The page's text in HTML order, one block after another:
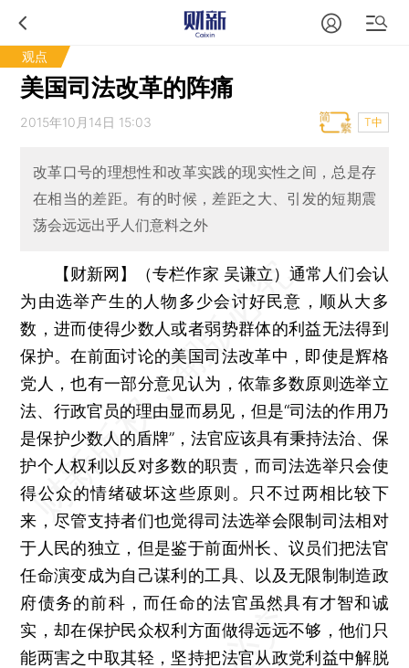
观点
美国司法改革的阵痛
2015年10月14日 15:03 T中
改革口号的理想性和改革实践的现实性之间，总是存
在相当的差距。有的时候，差距之大、引发的短期震
荡会远远出乎人们意料之外
【财新网】（专栏作家 吴谦立）通常人们会认
为由选举产生的人物多少会讨好民意，顺从大多
数，进而使得少数人或者弱势群体的利益无法得到
保护。在前面讨论的美国司法改革中，即使是辉格
党人，也有一部分意见认为，依靠多数原则选举立
法、行政官员的理由显而易见，但是“司法的作用乃
是保护少数人的盾牌”，法官应该具有秉持法治、保
护个人权利以反对多数的职责，而司法选举只会使
得公众的情绪破坏这些原则。只不过两相比较下
来，尽管支持者们也觉得司法选举会限制司法相对
于人民的独立，但是鉴于前面州长、议员们把法官
任命演变成为自己谋利的工具、以及无限制制造政
府债务的前科，而任命的法官虽然具有才智和诚
实，却在保护民众权利方面做得远远不够，他们只
能两害之中取其轻，坚持把法官从政党利益中解脱